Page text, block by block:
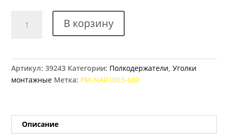
товара
1003,
В корзину
Артикул:39243 Категории: Полкодержатели ,Уголки
монтажные Метка: PM-NAR1003-680
Описание